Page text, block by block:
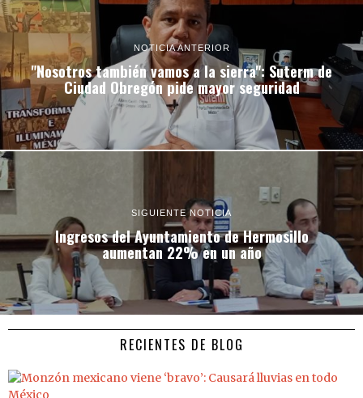
NOTICIA ANTERIOR
"Nosotros también vamos a la sierra": Suterm de
Ciudad Obregón pide mayor seguridad
SIGUIENTE NOTICIA
Ingresos del Ayuntamiento de Hermosillo
aumentan 22% en un año
RECIENTES DE BLOG